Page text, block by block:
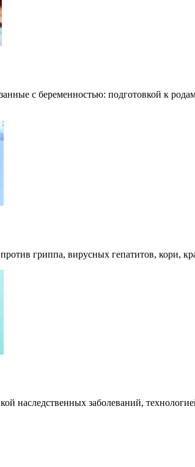
с беременностью: подготовкой к
гриппа, вирусных гепатитов, кори,
наследственных заболеваний,